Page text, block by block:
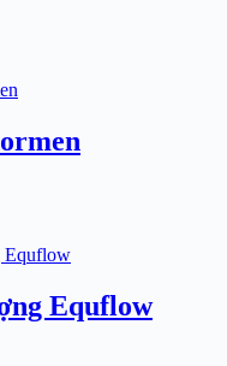
Equflow